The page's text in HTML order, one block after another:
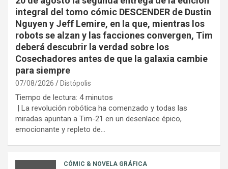
integral del tomo cómic DESCENDER de Dustin
Nguyen y Jeff Lemire, en la que, mientras los
robots se alzan y las facciones convergen, Tim
deberá descubrir la verdad sobre los
Cosechadores antes de que la galaxia cambie
para siempre
07/08/2026 Distópolis
Tiempo de lectura: 4 minutos
| La revolución robótica ha comenzado y todas las
miradas apuntan a Tim-21 en un desenlace épico,
emocionante y repleto de…
CÓMIC & NOVELA GRÁFICA